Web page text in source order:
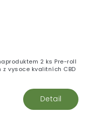
Detail
2 ks Pre-roll
z vysoce kvalitních CBD